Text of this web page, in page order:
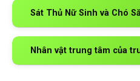
Sát Thủ Nữ Sinh và Chó
Nhân vật trung tâm của